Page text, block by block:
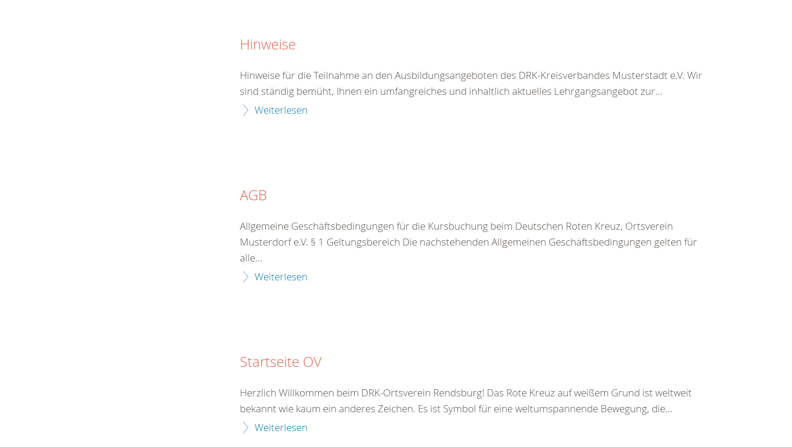
Hinweise
Hinweise für die Teilnahme an den Ausbildungsangeboten des DRK-Kreisverbandes Musterstadt e.V. Wir
sind ständig bemüht, Ihnen ein umfangreiches und inhaltlich aktuelles Lehrgangsangebot zur...
Weiterlesen
AGB
Allgemeine Geschäftsbedingungen für die Kursbuchung beim Deutschen Roten Kreuz, Ortsverein
Musterdorf e.V. § 1 Geltungsbereich Die nachstehenden Allgemeinen Geschäftsbedingungen gelten für
alle...
Weiterlesen
Startseite OV
Herzlich Willkommen beim DRK-Ortsverein Rendsburg! Das Rote Kreuz auf weißem Grund ist weltweit
bekannt wie kaum ein anderes Zeichen. Es ist Symbol für eine weltumspannende Bewegung, die...
Weiterlesen